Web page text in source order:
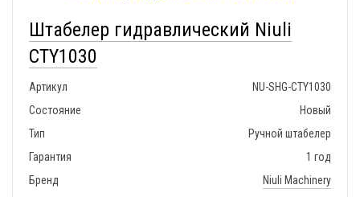
Штабелер гидравлический Niuli
CTY1030
Артикул
NU-SHG-CTY1030
Состояние
Новый
Тип
Ручной штабелер
Гарантия
1 год
Бренд
Niuli Machinery